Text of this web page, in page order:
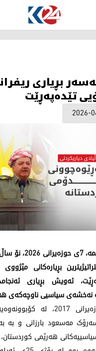
بڕیاری
تێدەپەڕێت
2026-
ئەمڕۆ یەکشەممە،
بڕیارەکانی
ئەویش بڕیاری
نەخشەی سیاسیی ناوچەکەی
رۆژی 7ی حوزەیرانی 2017،
مەسعود بارزانی و بە
هەرێمی کوردستان،